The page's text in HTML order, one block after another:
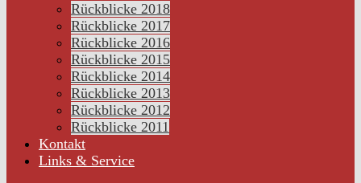
Rückblicke 2018
Rückblicke 2017
Rückblicke 2016
Rückblicke 2015
Rückblicke 2014
Rückblicke 2013
Rückblicke 2012
Rückblicke 2011
Kontakt
Links & Service